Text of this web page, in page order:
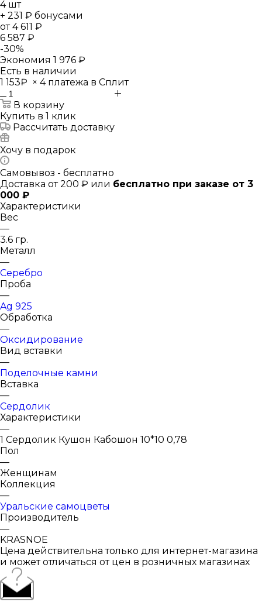
4 шт
+ 231 ₽ бонусами
от4 611 ₽
6 587 ₽
-30%
Экономия 1 976 ₽
Есть в наличии
1 153₽ × 4 платежа в Сплит
В корзину
Купить в 1 клик
Рассчитать доставку
Хочу в подарок
Самовывоз - бесплатно
Доставка от 200 ₽ или бесплатно при заказе от 3
000 ₽
Характеристики
Вес
—
3.6 гр.
Металл
—
Серебро
Проба
—
Ag 925
Обработка
—
Оксидирование
Вид вставки
—
Поделочные камни
Вставка
—
Сердолик
Характеристики
—
1 Сердолик Кушон Кабошон 10*10 0,78
Пол
—
Женщинам
Коллекция
—
Уральские самоцветы
Производитель
—
KRASNOE
Цена действительна только для интернет-магазина
и может отличаться от цен в розничных магазинах